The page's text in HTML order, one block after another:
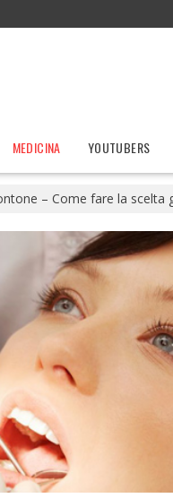
MEDICINA YOUTUBERS
– Come fare la scelta